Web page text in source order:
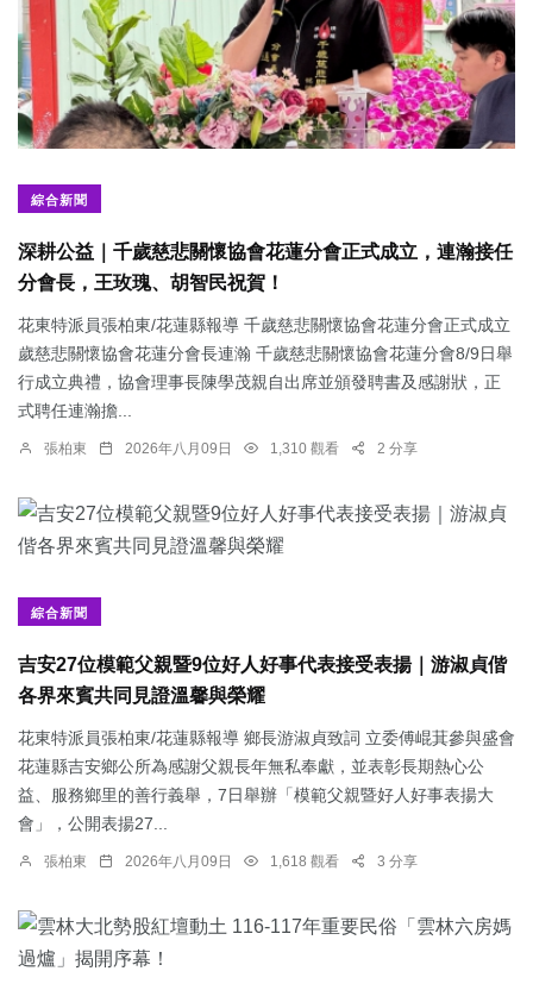
綜合新聞
深耕公益｜千歲慈悲關懷協會花蓮分會正式成立，連瀚接任
分會長，王玫瑰、胡智民祝賀！
花東特派員張柏東/花蓮縣報導 千歲慈悲關懷協會花蓮分會正式成立
歲慈悲關懷協會花蓮分會長連瀚 千歲慈悲關懷協會花蓮分會8/9日舉
行成立典禮，協會理事長陳學茂親自出席並頒發聘書及感謝狀，正
式聘任連瀚擔...
張柏東 2026年八月09日 1,310 觀看 2 分享
綜合新聞
吉安27位模範父親暨9位好人好事代表接受表揚｜游淑貞偕
各界來賓共同見證溫馨與榮耀
花東特派員張柏東/花蓮縣報導 鄉長游淑貞致詞 立委傅崐萁參與盛會
花蓮縣吉安鄉公所為感謝父親長年無私奉獻，並表彰長期熱心公
益、服務鄉里的善行義舉，7日舉辦「模範父親暨好人好事表揚大
會」，公開表揚27...
張柏東 2026年八月09日 1,618 觀看 3 分享